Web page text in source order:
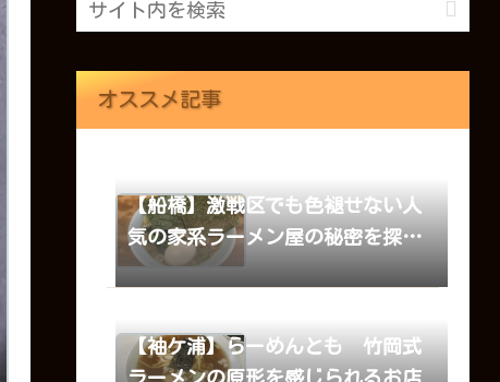
オススメ記事
【船橋】激戦区でも色褪せない人
気の家系ラーメン屋の秘密を探っ
てみた！ 横浜ラーメン武蔵家
【袖ケ浦】らーめんとも 竹岡式
ラーメンの原形を感じられるお店